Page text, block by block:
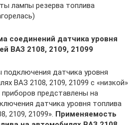
лампы резерва топлива
соединений датчика уровня
ВАЗ 2108, 2109, 21099
подключения датчика уровня
ВАЗ 2108, 2109, 21099 с «низкой»
представлены на
датчика уровня топлива
2109, 21099». Применяемость